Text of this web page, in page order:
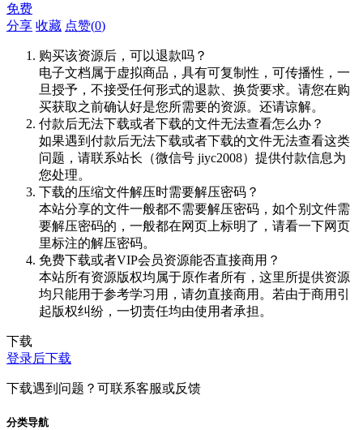
免费
分享 收藏 点赞(0)
购买该资源后，可以退款吗？
电子文档属于虚拟商品，具有可复制性，可传播性，一
旦授予，不接受任何形式的退款、换货要求。请您在购
买获取之前确认好是您所需要的资源。还请谅解。
付款后无法下载或者下载的文件无法查看怎么办？
如果遇到付款后无法下载或者下载的文件无法查看这类
问题，请联系站长（微信号 jiyc2008）提供付款信息为
您处理。
下载的压缩文件解压时需要解压密码？
本站分享的文件一般都不需要解压密码，如个别文件需
要解压密码的，一般都在网页上标明了，请看一下网页
里标注的解压密码。
免费下载或者VIP会员资源能否直接商用？
本站所有资源版权均属于原作者所有，这里所提供资源
均只能用于参考学习用，请勿直接商用。若由于商用引
起版权纠纷，一切责任均由使用者承担。
下载
登录后下载
下载遇到问题？可联系客服或反馈
分类导航